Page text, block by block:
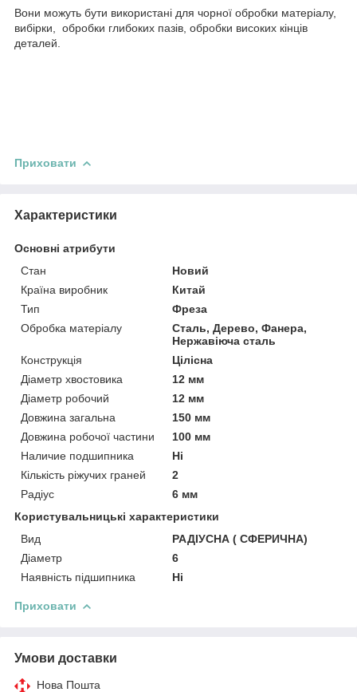
Вони можуть бути використані для чорної обробки матеріалу,
вибірки, обробки глибоких пазів, обробки високих кінців
деталей.
Приховати
Характеристики
Основні атрибути
Стан
Новий
Країна виробник
Китай
Тип
Фреза
Обробка матеріалу
Сталь, Дерево, Фанера,
Нержавіюча сталь
Конструкція
Цілісна
Діаметр хвостовика
12 мм
Діаметр робочий
12 мм
Довжина загальна
150 мм
Довжина робочої частини
100 мм
Наличие подшипника
Ні
Кількість ріжучих граней
2
Радіус
6 мм
Користувальницькі характеристики
Вид
РАДІУСНА ( СФЕРИЧНА)
Діаметр
6
Наявність підшипника
Ні
Приховати
Умови доставки
Нова Пошта